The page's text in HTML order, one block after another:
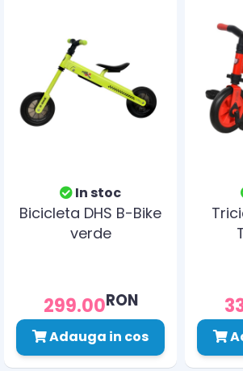
In stoc
Bicicleta DHS B-Bike
verde
299.00RON
Adauga in cos